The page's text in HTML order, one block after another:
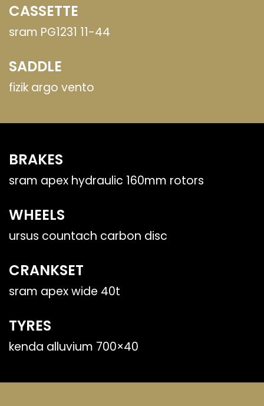
BRAKES
sram apex hydraulic 160mm rotors
WHEELS
ursus countach carbon disc
CRANKSET
sram apex wide 40t
TYRES
kenda alluvium 700×40
CASSETTE
sram PG1231 11-44
SADDLE
fizik argo vento